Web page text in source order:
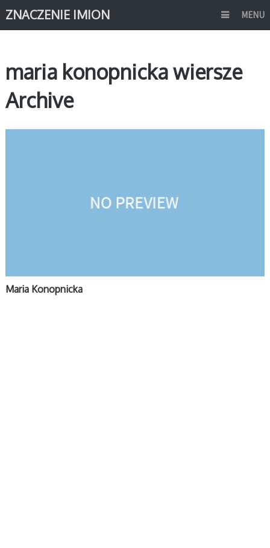
ZNACZENIE IMION MENU
maria konopnicka wiersze
Archive
Maria Konopnicka